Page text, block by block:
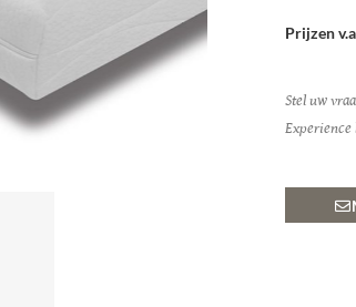
Prijzen
Stel uw
Experience